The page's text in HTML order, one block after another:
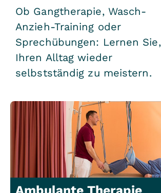
Ob Gangtherapie, Wasch-
Anzieh-Training oder
Sprechübungen: Lernen Sie,
Ihren Alltag wieder
selbstständig zu meistern.